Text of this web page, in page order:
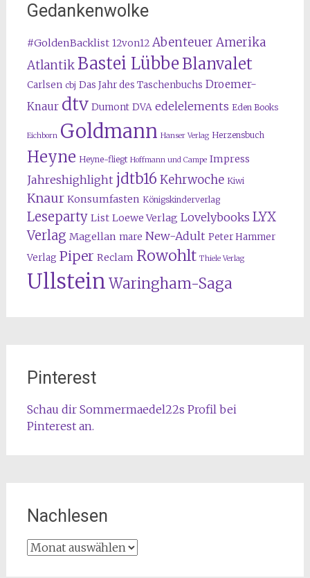
Gedankenwolke
#GoldenBacklist 12von12 Abenteuer Amerika
Atlantik Bastei LübbeBlanvalet
Carlsen cbj Das Jahr des Taschenbuchs Droemer-
Knaur dtv Dumont DVA edelelements Eden Books
Eichborn Goldmann Hanser Verlag Herzensbuch
Heyne Heyne-fliegt Hoffmann und Campe Impress
Jahreshighlight jdtb16 Kehrwoche Kiwi
Knaur Konsumfasten Königskinderverlag
Leseparty List Loewe Verlag Lovelybooks LYX
Verlag Magellan mare New-Adult Peter Hammer
Verlag Piper Reclam Rowohlt Thiele Verlag
UllsteinWaringham-Saga
Pinterest
Schau dir Sommermaedel22s Profil bei
Pinterest an.
Nachlesen
Nachlesen